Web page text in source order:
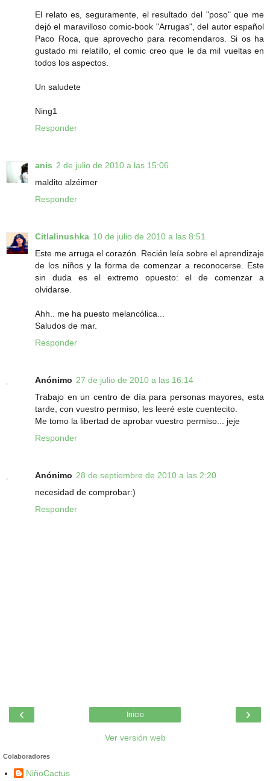
El relato es, seguramente, el resultado del "poso" que me
dejó el maravilloso comic-book "Arrugas", del autor español
Paco Roca, que aprovecho para recomendaros. Si os ha
gustado mi relatillo, el comic creo que le da mil vueltas en
todos los aspectos.
Un saludete
Ning1
Responder
anis 2 de julio de 2010 a las 15:06
maldito alzéimer
Responder
Citlalinushka 10 de julio de 2010 a las 8:51
Este me arruga el corazón. Recién leía sobre el aprendizaje
de los niños y la forma de comenzar a reconocerse. Este
sin duda es el extremo opuesto: el de comenzar a
olvidarse.
Ahh.. me ha puesto melancólica...
Saludos de mar.
Responder
Anónimo 27 de julio de 2010 a las 16:14
Trabajo en un centro de día para personas mayores, esta
tarde, con vuestro permiso, les leeré este cuentecito.
Me tomo la libertad de aprobar vuestro permiso... jeje
Responder
Anónimo 28 de septiembre de 2010 a las 2:20
necesidad de comprobar:)
Responder
‹ ›
Inicio
Ver versión web
Colaboradores
NiñoCactus